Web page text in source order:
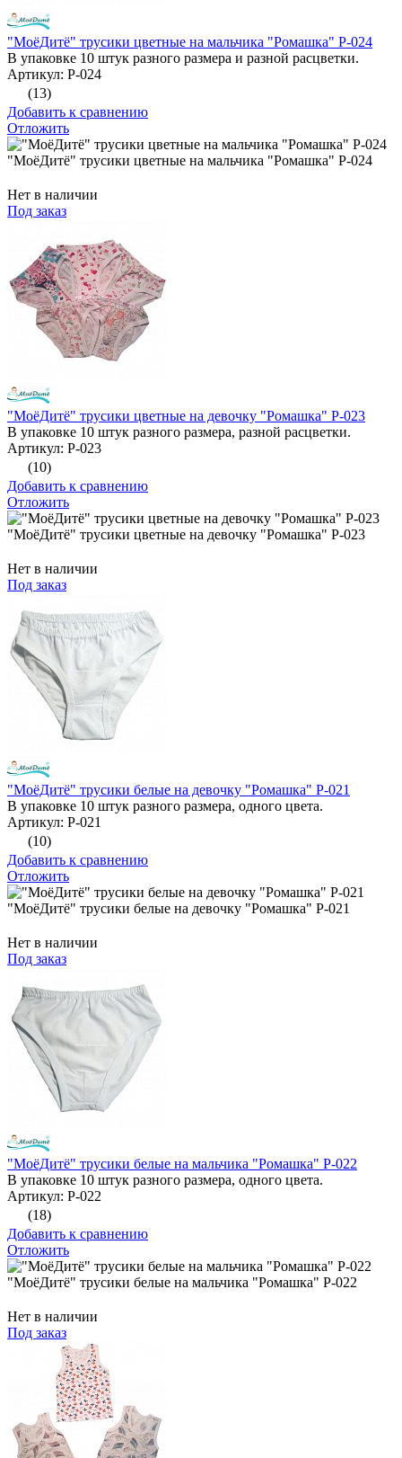
"МоёДитё" трусики цветные на мальчика "Ромашка" Р-024
В упаковке 10 штук разного размера и разной расцветки.
Артикул: Р-024
(13)
Добавить к сравнению
Отложить
"МоёДитё" трусики цветные на мальчика "Ромашка" Р-024
Нет в наличии
Под заказ
"МоёДитё" трусики цветные на девочку "Ромашка" Р-023
В упаковке 10 штук разного размера, разной расцветки.
Артикул: Р-023
(10)
Добавить к сравнению
Отложить
"МоёДитё" трусики цветные на девочку "Ромашка" Р-023
Нет в наличии
Под заказ
"МоёДитё" трусики белые на девочку "Ромашка" Р-021
В упаковке 10 штук разного размера, одного цвета.
Артикул: Р-021
(10)
Добавить к сравнению
Отложить
"МоёДитё" трусики белые на девочку "Ромашка" Р-021
Нет в наличии
Под заказ
"МоёДитё" трусики белые на мальчика "Ромашка" Р-022
В упаковке 10 штук разного размера, одного цвета.
Артикул: Р-022
(18)
Добавить к сравнению
Отложить
"МоёДитё" трусики белые на мальчика "Ромашка" Р-022
Нет в наличии
Под заказ